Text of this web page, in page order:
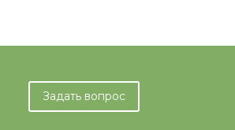
Задать вопрос